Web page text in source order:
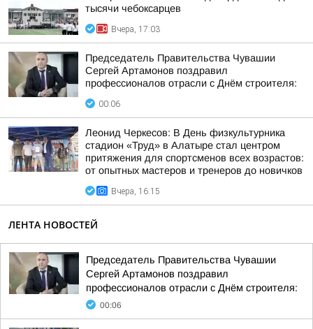
тысячи чебоксарцев
Вчера, 17:03
Председатель Правительства Чувашии
Сергей Артамонов поздравил
профессионалов отрасли с Днём строителя:
00:06
Леонид Черкесов: В День физкультурника
стадион «Труд» в Алатыре стал центром
притяжения для спортсменов всех возрастов:
от опытных мастеров и тренеров до новичков
Вчера, 16:15
ЛЕНТА НОВОСТЕЙ
Председатель Правительства Чувашии
Сергей Артамонов поздравил
профессионалов отрасли с Днём строителя:
00:06